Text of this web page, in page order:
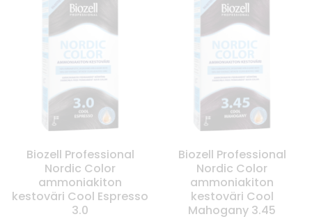
Biozell Professional
Nordic Color
ammoniakiton
kestoväri Cool Espresso
3.0
Biozell Professional
Nordic Color
ammoniakiton
kestoväri Cool
Mahogany 3.45